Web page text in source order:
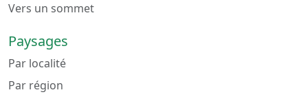
Vers un sommet
Paysages
Par localité
Par région